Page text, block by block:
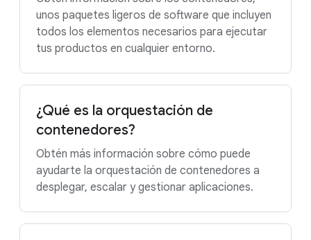
unos paquetes ligeros de software que incluyen
todos los elementos necesarios para ejecutar
tus productos en cualquier entorno.
¿Qué es la orquestación de
contenedores?
Obtén más información sobre cómo puede
ayudarte la orquestación de contenedores a
desplegar, escalar y gestionar aplicaciones.